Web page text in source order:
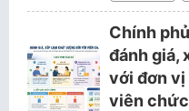
Chính
đánh giá,
với đơn vị
viên chức